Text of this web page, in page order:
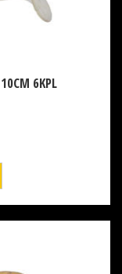
6KPL